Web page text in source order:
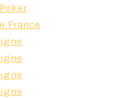
France